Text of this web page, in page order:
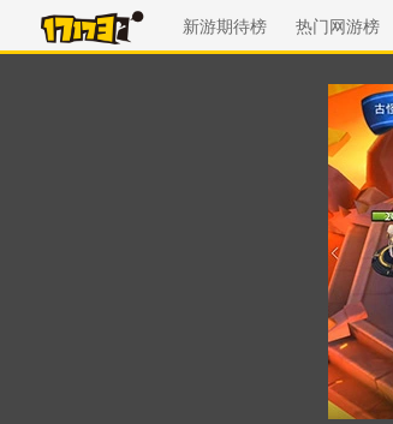
新游期待榜 热门网游榜